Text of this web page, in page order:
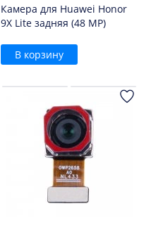
Камера для Huawei Honor
9X Lite задняя (48 MP)
В корзину